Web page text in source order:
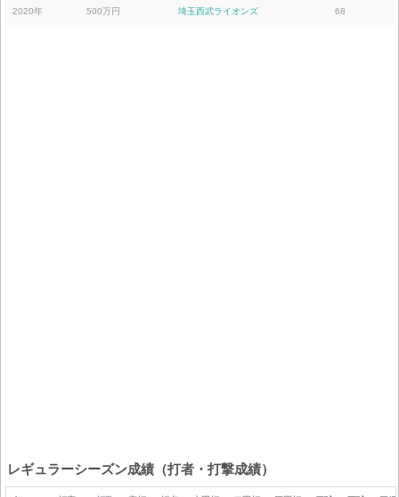
2020年 500万円 埼玉西武ライオンズ 68
レギュラーシーズン成績（打者・打撃成績）